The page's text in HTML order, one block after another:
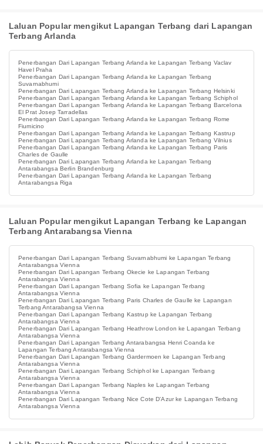
Laluan Popular mengikut Lapangan Terbang dari Lapangan
Terbang Arlanda
Penerbangan Dari Lapangan Terbang Arlanda ke Lapangan Terbang Vaclav
Havel Praha
Penerbangan Dari Lapangan Terbang Arlanda ke Lapangan Terbang
Suvarnabhumi
Penerbangan Dari Lapangan Terbang Arlanda ke Lapangan Terbang Helsinki
Penerbangan Dari Lapangan Terbang Arlanda ke Lapangan Terbang Schiphol
Penerbangan Dari Lapangan Terbang Arlanda ke Lapangan Terbang Barcelona
El Prat Josep Tarradellas
Penerbangan Dari Lapangan Terbang Arlanda ke Lapangan Terbang Rome
Fiumicino
Penerbangan Dari Lapangan Terbang Arlanda ke Lapangan Terbang Kastrup
Penerbangan Dari Lapangan Terbang Arlanda ke Lapangan Terbang Vilnius
Penerbangan Dari Lapangan Terbang Arlanda ke Lapangan Terbang Paris
Charles de Gaulle
Penerbangan Dari Lapangan Terbang Arlanda ke Lapangan Terbang
Antarabangsa Berlin Brandenburg
Penerbangan Dari Lapangan Terbang Arlanda ke Lapangan Terbang
Antarabangsa Riga
Laluan Popular mengikut Lapangan Terbang ke Lapangan
Terbang Antarabangsa Vienna
Penerbangan Dari Lapangan Terbang Suvarnabhumi ke Lapangan Terbang
Antarabangsa Vienna
Penerbangan Dari Lapangan Terbang Okecie ke Lapangan Terbang
Antarabangsa Vienna
Penerbangan Dari Lapangan Terbang Sofia ke Lapangan Terbang
Antarabangsa Vienna
Penerbangan Dari Lapangan Terbang Paris Charles de Gaulle ke Lapangan
Terbang Antarabangsa Vienna
Penerbangan Dari Lapangan Terbang Kastrup ke Lapangan Terbang
Antarabangsa Vienna
Penerbangan Dari Lapangan Terbang Heathrow London ke Lapangan Terbang
Antarabangsa Vienna
Penerbangan Dari Lapangan Terbang Antarabangsa Henri Coanda ke
Lapangan Terbang Antarabangsa Vienna
Penerbangan Dari Lapangan Terbang Gardermoen ke Lapangan Terbang
Antarabangsa Vienna
Penerbangan Dari Lapangan Terbang Schiphol ke Lapangan Terbang
Antarabangsa Vienna
Penerbangan Dari Lapangan Terbang Naples ke Lapangan Terbang
Antarabangsa Vienna
Penerbangan Dari Lapangan Terbang Nice Cote D'Azur ke Lapangan Terbang
Antarabangsa Vienna